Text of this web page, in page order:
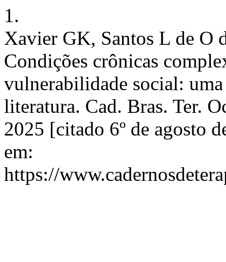
1.
Xavier GK, Santos L de O
Condições crônicas
vulnerabilidade social:
literatura. Cad. Bras. Ter.
2025 [citado 6º de agosto
em:
https://